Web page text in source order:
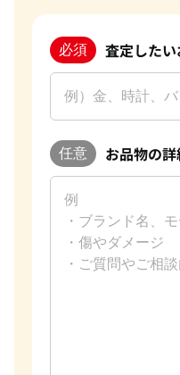
必須 査定した
任意 お品物の詳